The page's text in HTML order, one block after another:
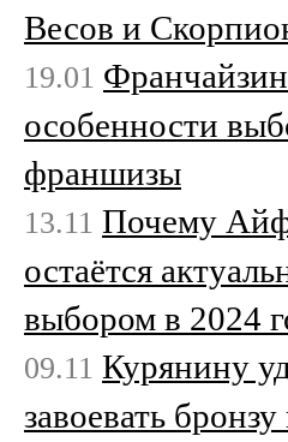
Весов и
19.01
особенности
франшизы
13.11 Почему
остаётся
выбором в 2024
09.11 Курянину
завоевать бронзу